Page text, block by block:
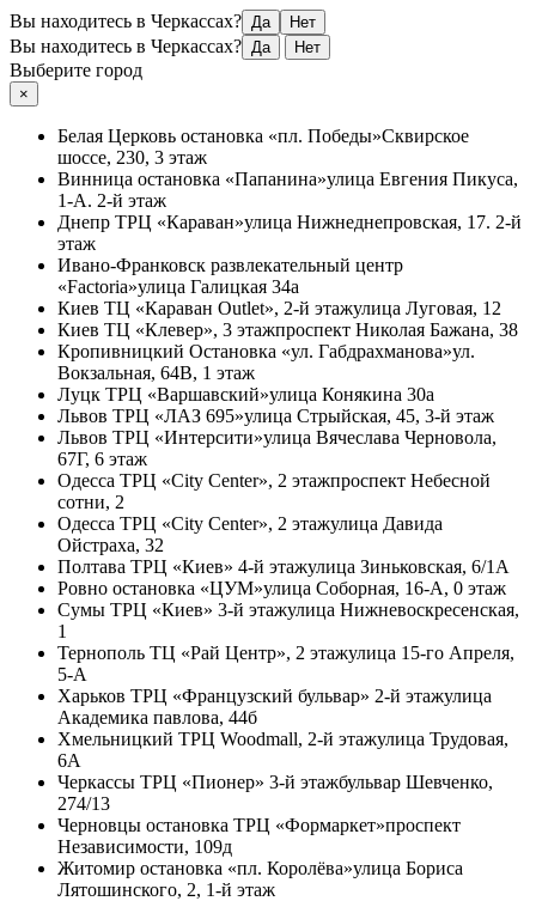
Вы находитесь в Черкассах? Да Нет
Вы находитесь в Черкассах? Да Нет
Выберите город
×
Белая Церковь остановка «пл. Победы»Сквирское
шоссе, 230, 3 этаж
Винница остановка «Папанина»улица Евгения Пикуса,
1-А. 2-й этаж
Днепр ТРЦ «Караван»улица Нижнеднепровская, 17. 2-й
этаж
Ивано-Франковск развлекательный центр
«Factoria»улица Галицкая 34а
Киев ТЦ «Караван Outlet», 2-й этажулица Луговая, 12
Киев ТЦ «Клевер», 3 этажпроспект Николая Бажана, 38
Кропивницкий Остановка «ул. Габдрахманова»ул.
Вокзальная, 64В, 1 этаж
Луцк ТРЦ «Варшавский»улица Конякина 30а
Львов ТРЦ «ЛАЗ 695»улица Стрыйская, 45, 3-й этаж
Львов ТРЦ «Интерсити»улица Вячеслава Черновола,
67Г, 6 этаж
Одесса ТРЦ «City Center», 2 этажпроспект Небесной
сотни, 2
Одесса ТРЦ «City Center», 2 этажулица Давида
Ойстраха, 32
Полтава ТРЦ «Киев» 4-й этажулица Зиньковская, 6/1А
Ровно остановка «ЦУМ»улица Соборная, 16-А, 0 этаж
Сумы ТРЦ «Киев» 3-й этажулица Нижневоскресенская,
1
Тернополь ТЦ «Рай Центр», 2 этажулица 15-го Апреля,
5-А
Харьков ТРЦ «Французский бульвар» 2-й этажулица
Академика павлова, 44б
Хмельницкий ТРЦ Woodmall, 2-й этажулица Трудовая,
6А
Черкассы ТРЦ «Пионер» 3-й этажбульвар Шевченко,
274/13
Черновцы остановка ТРЦ «Формаркет»проспект
Независимости, 109д
Житомир остановка «пл. Королёва»улица Бориса
Лятошинского, 2, 1-й этаж